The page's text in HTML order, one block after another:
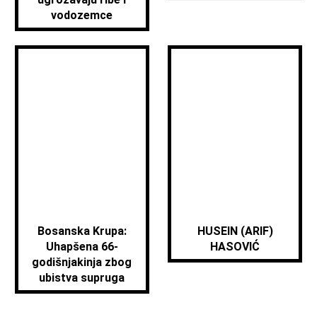
vodozemce
Bosanska Krupa:
Uhapšena 66-
godišnjakinja zbog
ubistva supruga
HUSEIN (ARIF)
HASOVIĆ